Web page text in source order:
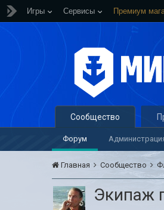
Игры Сервисы Премиум
Сообщество
Форум
Главная Сообщество
Экипаж